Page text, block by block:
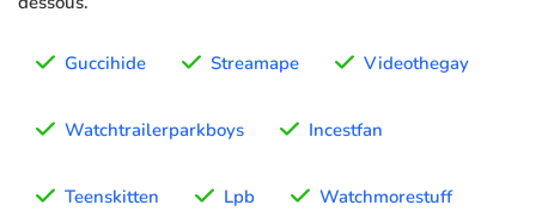
Guccihide Streamape Videothegay
Watchtrailerparkboys Incestfan
Teenskitten Lpb Watchmorestuff